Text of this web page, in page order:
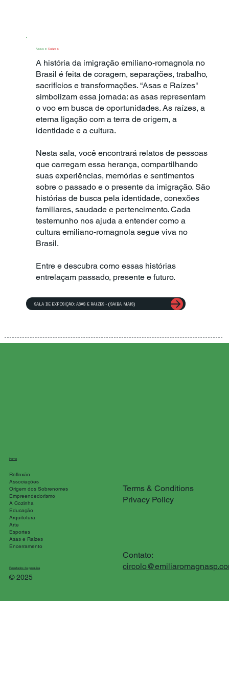
Asas e Raízes
A história da imigração emiliano-romagnola no
Brasil é feita de coragem, separações, trabalho,
sacrifícios e transformações. “Asas e Raízes"
simbolizam essa jornada: as asas representam
o voo em busca de oportunidades. As raízes, a
eterna ligação com a terra de origem, a
identidade e a cultura.
Nesta sala, você encontrará relatos de pessoas
que carregam essa herança, compartilhando
suas experiências, memórias e sentimentos
sobre o passado e o presente da imigração. São
histórias de busca pela identidade, conexões
familiares, saudade e pertencimento. Cada
testemunho nos ajuda a entender como a
cultura emiliano-romagnola segue viva no
Brasil.
Entre e descubra como essas histórias
entrelaçam passado, presente e futuro.
SALA DE EXPOSIÇÃO: ASAS E RAIZES - (SAIBA MAIS)
Home
Reflexão
Associações
Origem dos Sobrenomes
Empreendedorismo
A Cozinha
Educação
Arquitetura
Arte
Esportes
Asas e Raízes
Encerramento
Resultados da pesquisa
© 2025
Terms & Conditions
Privacy Policy
Contato: